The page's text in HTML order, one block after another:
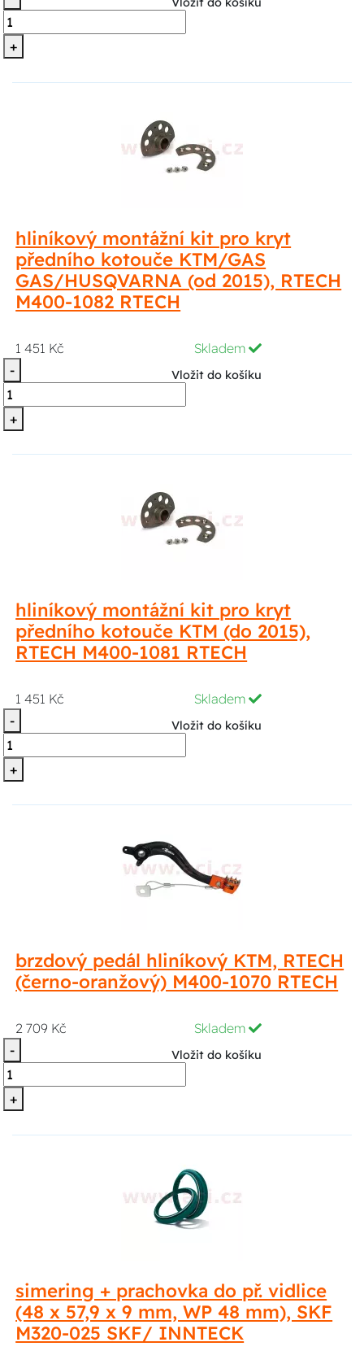
+
hliníkový montážní kit pro kryt
předního kotouče KTM/GAS
GAS/HUSQVARNA (od 2015), RTECH
M400-1082 RTECH
1 451 Kč
Skladem
-
+
Vložit do košíku
hliníkový montážní kit pro kryt
předního kotouče KTM (do 2015),
RTECH M400-1081 RTECH
1 451 Kč
Skladem
-
+
Vložit do košíku
brzdový pedál hliníkový KTM, RTECH
(černo-oranžový) M400-1070 RTECH
2 709 Kč
Skladem
-
+
Vložit do košíku
simering + prachovka do př. vidlice
(48 x 57,9 x 9 mm, WP 48 mm), SKF
M320-025 SKF/ INNTECK